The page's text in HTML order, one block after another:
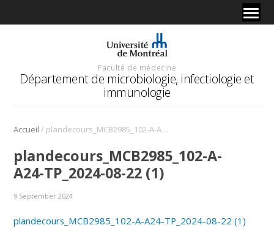
Faculté de médecine
Département de microbiologie, infectiologie et
immunologie
Accueil / plandecours_MCB2985_102-A-A24-TP_2024-08-22 (1)
plandecours_MCB2985_102-A-
A24-TP_2024-08-22 (1)
9 September 2024
plandecours_MCB2985_102-A-A24-TP_2024-08-22 (1)